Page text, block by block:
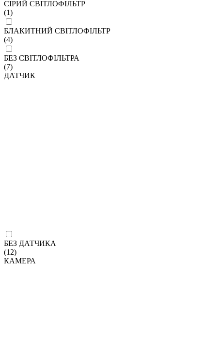
СІРИЙ СВІТЛОФІЛЬТР
(1)
БЛАКИТНИЙ СВІТЛОФІЛЬТР
(4)
БЕЗ СВІТЛОФІЛЬТРА
(7)
ДАТЧИК
БЕЗ ДАТЧИКА
(12)
КАМЕРА